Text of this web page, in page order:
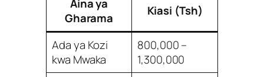
Aina ya
Gharama
Kiasi (Tsh)
Ada ya Kozi
kwa Mwaka
800,000 –
1,300,000